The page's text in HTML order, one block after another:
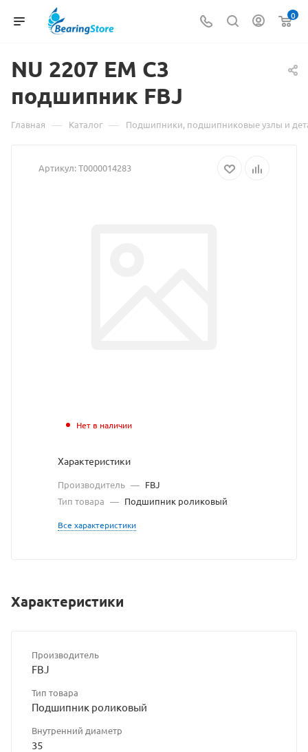
0
NU 2207 Материал
о
товаре
2207
ссылке
разрешения
владельца
сайта
EM C3
подшипник FBJ
Главная — Каталог — Подшипники, подшипниковые узлы и
Артикул:Т0000014283
Нет в наличии
Характеристики
Производитель — FBJ
Тип товара — Подшипник роликовый
Все характеристики
Характеристики
Производитель
FBJ
Тип товара
Подшипник роликовый
Внутренний диаметр
35